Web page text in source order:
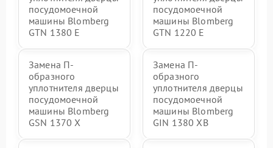
посудомоечной
машины Blomberg
GTN 1380 E
посудомоечной
машины Blomberg
GTN 1220 E
Замена П-
образного
уплотнителя дверцы
посудомоечной
машины Blomberg
GSN 1370 X
Замена П-
образного
уплотнителя дверцы
посудомоечной
машины Blomberg
GIN 1380 XB